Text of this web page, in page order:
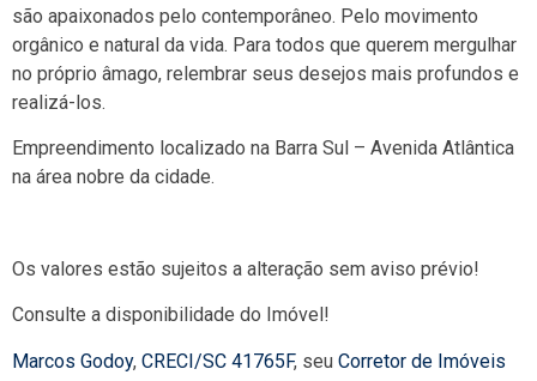
são apaixonados pelo contemporâneo. Pelo movimento
orgânico e natural da vida. Para todos que querem mergulhar
no próprio âmago, relembrar seus desejos mais profundos e
realizá-los.
Empreendimento localizado na Barra Sul – Avenida Atlântica
na área nobre da cidade.
Os valores estão sujeitos a alteração sem aviso prévio!
Consulte a disponibilidade do Imóvel!
Marcos Godoy, CRECI/SC 41765F, seu Corretor de Imóveis